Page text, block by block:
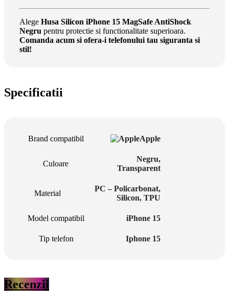
Alege Husa Silicon iPhone 15 MagSafe AntiShock
Negru pentru protectie si functionalitate superioara.
Comanda acum si ofera-i telefonului tau siguranta si
stil!
Specificatii
Brand compatibil Apple
Culoare
Negru,
Transparent
Material
PC – Policarbonat,
Silicon, TPU
Model compatibil iPhone 15
Tip telefon Iphone 15
Recenzii